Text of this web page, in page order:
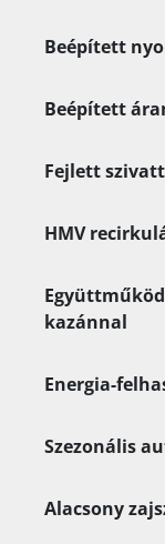
Beépített
Beépített
Fejlett
HMV
kazánnal
Energia-
Szezonális
Alacsony